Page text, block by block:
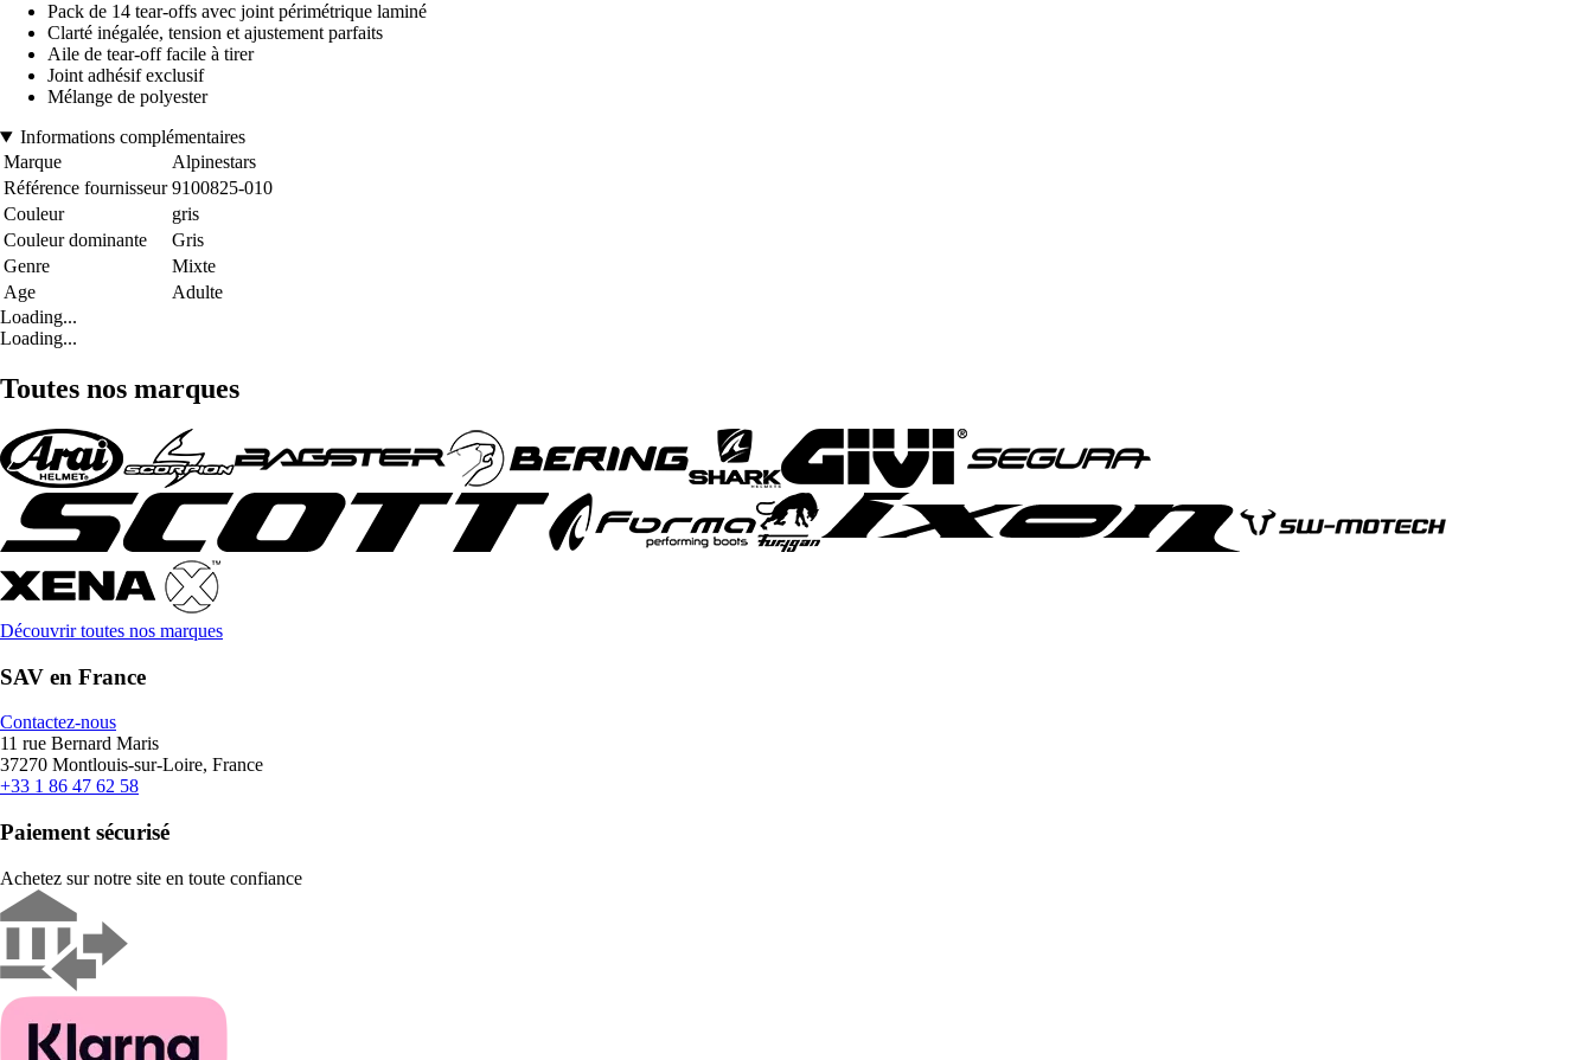
Pack de 14 tear-offs avec joint périmétrique laminé
Clarté inégalée, tension et ajustement parfaits
Aile de tear-off facile à tirer
Joint adhésif exclusif
Mélange de polyester
Informations complémentaires
Marque
Alpinestars
Référence fournisseur 9100825-010
Couleur
gris
Couleur dominante
Gris
Genre
Mixte
Age
Adulte
Loading...
Loading...
Toutes nos marques
Découvrir toutes nos marques
SAV en France
Contactez-nous
11 rue Bernard Maris
37270 Montlouis-sur-Loire, France
+33 1 86 47 62 58
Paiement sécurisé
Achetez sur notre site en toute confiance